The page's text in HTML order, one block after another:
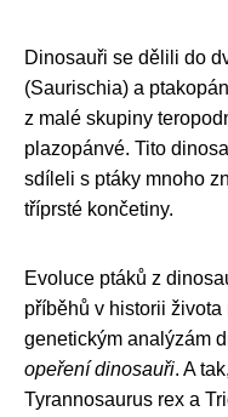
Dinosauři se dělili do
(Saurischia) a
z malé skupiny
plazopánvé. Tito
sdíleli s ptáky mnoho
tříprsté končetiny.
Evoluce ptáků z
příběhů v historii
genetickým analýzám
opeření dinosauři. A
Tyrannosaurus rex a